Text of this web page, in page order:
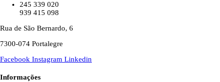
245 339 020
939 415 098
Rua de São Bernardo, 6
7300-074 Portalegre
Facebook Instagram Linkedin
Informações